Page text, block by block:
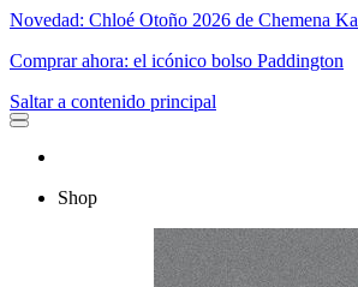
Novedad: Chloé Otoño 2026 de Chemena
Comprar ahora: el icónico bolso Paddington
Saltar a contenido principal
Shop